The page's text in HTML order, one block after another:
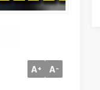
A+ A-